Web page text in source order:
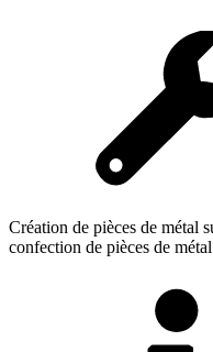
Création de pièces de métal
confection de pièces de